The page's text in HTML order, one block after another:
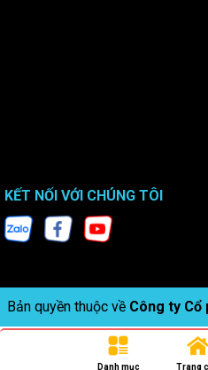
KẾT NỐI VỚI CHÚNG TÔI
Bản quyền thuộc về Công ty Cổ
Danh mục Trang